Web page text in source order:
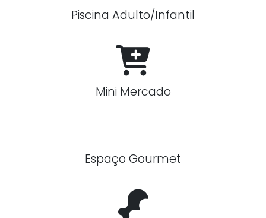
Piscina Adulto/Infantil
Mini Mercado
Espaço Gourmet